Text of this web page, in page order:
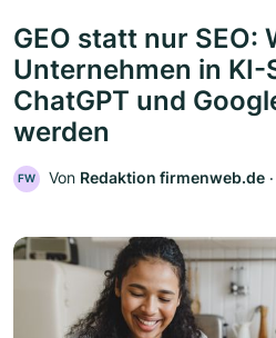
GEO statt nur SEO:
Unternehmen in KI-
ChatGPT und
werden
FW Von Redaktion firmenweb.de ‧